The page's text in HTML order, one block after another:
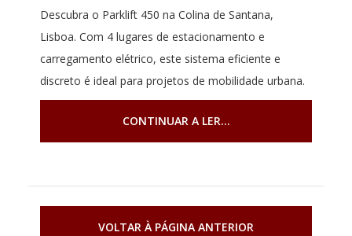
Descubra o Parklift 450 na Colina de Santana,
Lisboa. Com 4 lugares de estacionamento e
carregamento elétrico, este sistema eficiente e
discreto é ideal para projetos de mobilidade urbana.
CONTINUAR A LER...
VOLTAR À PÁGINA ANTERIOR